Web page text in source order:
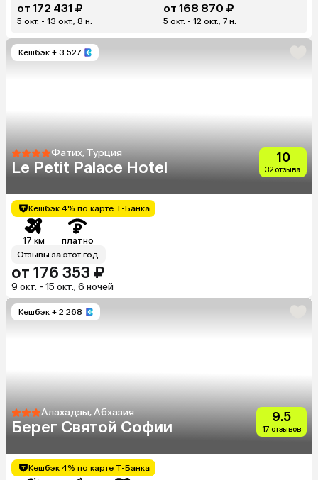
от 172 431 ₽
5 окт. - 13 окт., 8 н.
от 168 870 ₽
5 окт. - 12 окт., 7 н.
Кешбэк + 3 527
Фатих, Турция
Le Petit Palace Hotel
10
32 отзыва
Кешбэк 4% по карте Т-Банка
17 км платно
Отзывы за этот год
от 176 353 ₽
9 окт. - 15 окт., 6 ночей
Кешбэк + 2 268
Алахадзы, Абхазия
Берег Святой Софии
9.5
17 отзывов
Кешбэк 4% по карте Т-Банка